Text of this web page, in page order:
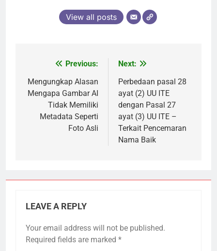
View all posts
navigation
Previous:
Mengungkap Alasan
Mengapa Gambar AI
Tidak Memiliki
Metadata Seperti
Foto Asli
Next:
Perbedaan pasal 28
ayat (2) UU ITE
dengan Pasal 27
ayat (3) UU ITE –
Terkait Pencemaran
Nama Baik
LEAVE A REPLY
Your email address will not be published.
Required fields are marked *